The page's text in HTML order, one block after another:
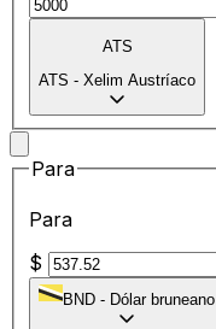
ATS
ATS - Xelim Austríaco
Para
Para
$
BND - Dólar bruneano